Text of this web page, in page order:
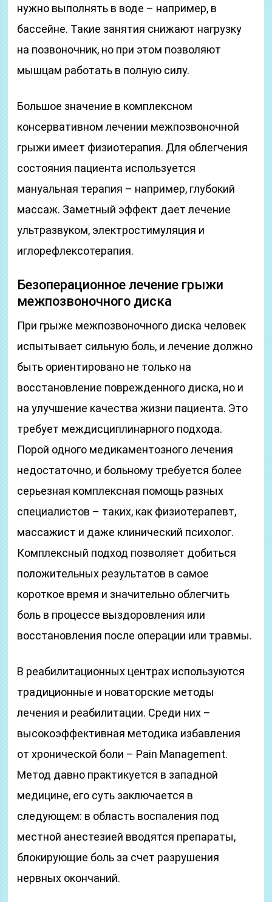
нужно выполнять в воде – например, в
бассейне. Такие занятия снижают нагрузку
на позвоночник, но при этом позволяют
мышцам работать в полную силу.
Большое значение в комплексном
консервативном лечении межпозвоночной
грыжи имеет физиотерапия. Для облегчения
состояния пациента используется
мануальная терапия – например, глубокий
массаж. Заметный эффект дает лечение
ультразвуком, электростимуляция и
иглорефлексотерапия.
Безоперационное лечение грыжи
межпозвоночного диска
При грыже межпозвоночного диска человек
испытывает сильную боль, и лечение должно
быть ориентировано не только на
восстановление поврежденного диска, но и
на улучшение качества жизни пациента. Это
требует междисциплинарного подхода.
Порой одного медикаментозного лечения
недостаточно, и больному требуется более
серьезная комплексная помощь разных
специалистов – таких, как физиотерапевт,
массажист и даже клинический психолог.
Комплексный подход позволяет добиться
положительных результатов в самое
короткое время и значительно облегчить
боль в процессе выздоровления или
восстановления после операции или травмы.
В реабилитационных центрах используются
традиционные и новаторские методы
лечения и реабилитации. Среди них –
высокоэффективная методика избавления
от хронической боли – Pain Management.
Метод давно практикуется в западной
медицине, его суть заключается в
следующем: в область воспаления под
местной анестезией вводятся препараты,
блокирующие боль за счет разрушения
нервных окончаний.